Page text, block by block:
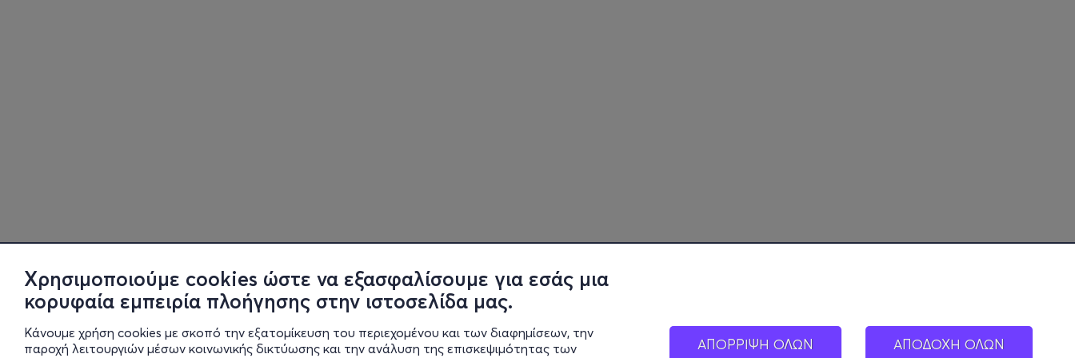
Χρησιμοποιούμε cookies ώστε να εξασφαλίσουμε για εσάς μια
κορυφαία εμπειρία πλοήγησης στην ιστοσελίδα μας.
Κάνουμε χρήση cookies με σκοπό την εξατομίκευση του περιεχομένου και των διαφημίσεων, την
παροχή λειτουργιών μέσων κοινωνικής δικτύωσης και την ανάλυση της επισκεψιμότητας των
ΑΠΟΡΡΙΨΗ ΟΛΩΝ ΑΠΟΔΟΧΗ ΟΛΩΝ